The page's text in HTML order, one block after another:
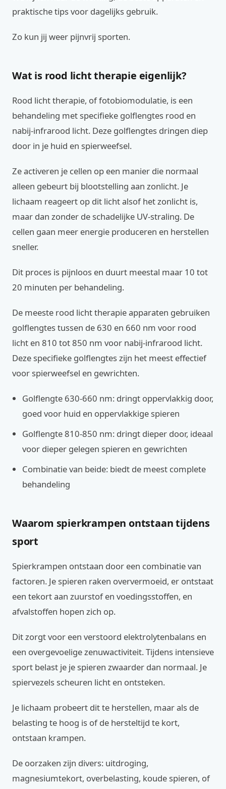
praktische tips voor dagelijks gebruik.
Zo kun jij weer pijnvrij sporten.
Wat is rood licht therapie eigenlijk?
Rood licht therapie, of fotobiomodulatie, is een
behandeling met specifieke golflengtes rood en
nabij-infrarood licht. Deze golflengtes dringen diep
door in je huid en spierweefsel.
Ze activeren je cellen op een manier die normaal
alleen gebeurt bij blootstelling aan zonlicht. Je
lichaam reageert op dit licht alsof het zonlicht is,
maar dan zonder de schadelijke UV-straling. De
cellen gaan meer energie produceren en herstellen
sneller.
Dit proces is pijnloos en duurt meestal maar 10 tot
20 minuten per behandeling.
De meeste rood licht therapie apparaten gebruiken
golflengtes tussen de 630 en 660 nm voor rood
licht en 810 tot 850 nm voor nabij-infrarood licht.
Deze specifieke golflengtes zijn het meest effectief
voor spierweefsel en gewrichten.
Golflengte 630-660 nm: dringt oppervlakkig door,
goed voor huid en oppervlakkige spieren
Golflengte 810-850 nm: dringt dieper door, ideaal
voor dieper gelegen spieren en gewrichten
Combinatie van beide: biedt de meest complete
behandeling
Waarom spierkrampen ontstaan tijdens
sport
Spierkrampen ontstaan door een combinatie van
factoren. Je spieren raken oververmoeid, er ontstaat
een tekort aan zuurstof en voedingsstoffen, en
afvalstoffen hopen zich op.
Dit zorgt voor een verstoord elektrolytenbalans en
een overgevoelige zenuwactiviteit. Tijdens intensieve
sport belast je je spieren zwaarder dan normaal. Je
spiervezels scheuren licht en ontsteken.
Je lichaam probeert dit te herstellen, maar als de
belasting te hoog is of de hersteltijd te kort,
ontstaan krampen.
De oorzaken zijn divers: uitdroging,
magnesiumtekort, overbelasting, koude spieren, of